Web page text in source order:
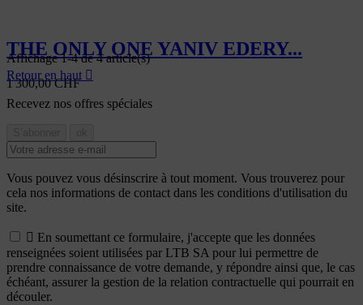
THE ONLY ONE YANIV EDERY...
1 300,00 CHF
Affichage 1-4 de 4 article(s)
Retour en haut 
Recevez nos offres spéciales
Vous pouvez vous désinscrire à tout moment. Vous trouverez pour
cela nos informations de contact dans les conditions d'utilisation du
site.
 En soumettant ce formulaire, j'accepte que les données
renseignées soient utilisées par LTB SA pour lui permettre de
prendre connaissance de votre demande, y répondre ainsi que, le cas
échéant, assurer la gestion de la relation contractuelle qui pourrait en
découler.